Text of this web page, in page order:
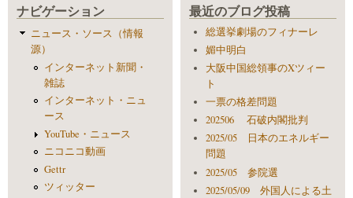
ナビゲーション
ニュース・ソース（情報
源）
インターネット新聞・
雑誌
インターネット・ニュ
ース
YouTube・ニュース
ニコニコ動画
Gettr
ツィッター
最近のブログ投稿
総選挙劇場のフィナーレ
媚中明白
大阪中国総領事のXツィー
ト
一票の格差問題
202506 石破内閣批判
2025/05 日本のエネルギー
問題
2025/05 参院選
2025/05/09 外国人による土